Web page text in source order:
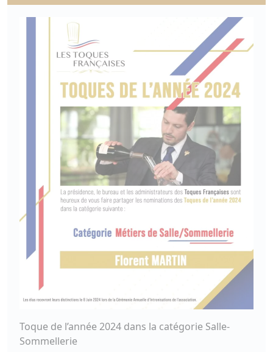
Toque de l’année 2024 dans la catégorie Salle-
Sommellerie